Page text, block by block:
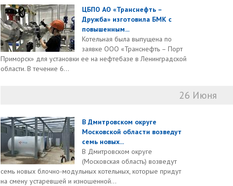
ЦБПО АО «Транснефть –
Дружба» изготовила БМК с
повышенным...
Котельная была выпущена по
заявке ООО «Транснефть – Порт
Приморск» для установки ее на нефтебазе в Ленинградской
области. В течение 6...
26 Июня
В Дмитровском округе
Московской области возведут
семь новых...
В Дмитровском округе
(Московская область) возведут
семь новых блочно-модульных котельных, которые придут
на смену устаревшей и изношенной...